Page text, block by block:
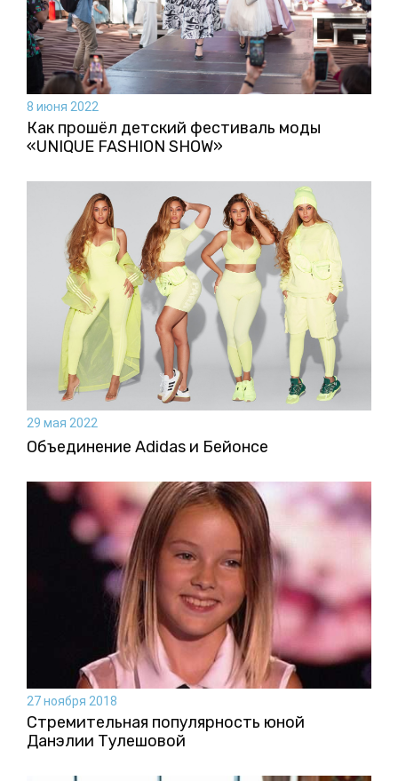
8 июня 2022
Как прошёл детский фестиваль моды
«UNIQUE FASHION SHOW»
29 мая 2022
Объединение Adidas и Бейонсе
27 ноября 2018
Стремительная популярность юной
Данэлии Тулешовой